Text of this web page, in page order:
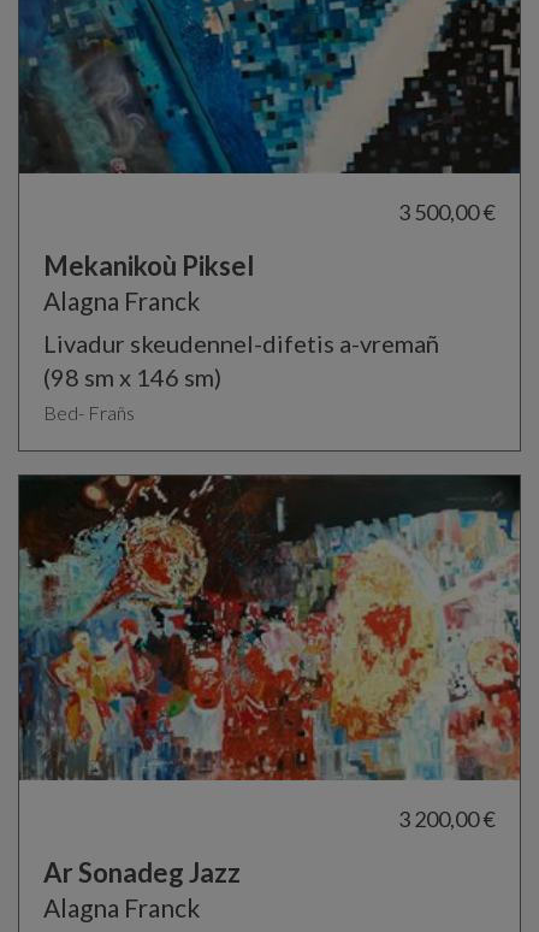
3 500,00 €
Mekanikoù Piksel
Alagna Franck
Livadur skeudennel-difetis a-vremañ
(98 sm x 146 sm)
Bed- Frañs
3 200,00 €
Ar Sonadeg Jazz
Alagna Franck